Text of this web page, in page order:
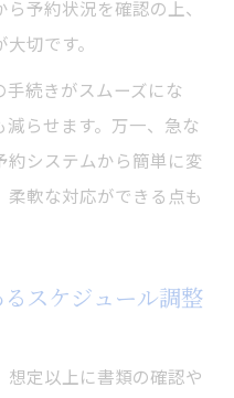
予約状況を確認の上、
切です。
続きがスムーズにな
らせます。万一、急な
システムから簡単に変
軟な対応ができる点も
スケジュール調整
想定以上に書類の確認や